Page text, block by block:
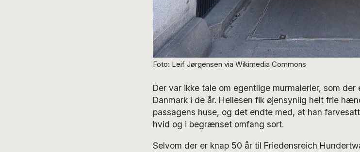
Foto: Leif Jørgensen via Wikimedia Commons
Der var ikke tale om egentlige murmalerier, som
Danmark i de år. Hellesen fik øjensynlig helt frie
passagens huse, og det endte med, at han
hvid og i begrænset omfang sort.
Selvom der er knap 50 år til Friedensreich